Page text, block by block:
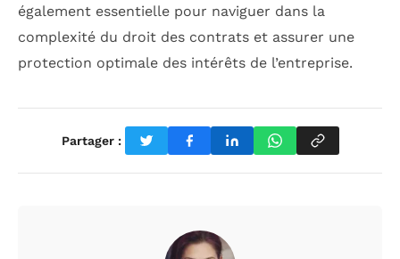
également essentielle pour naviguer dans la
complexité du droit des contrats et assurer une
protection optimale des intérêts de l’entreprise.
Partager :